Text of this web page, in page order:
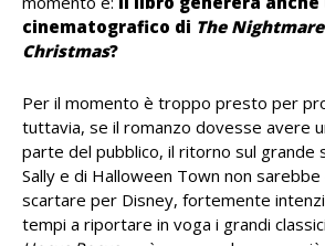
cinematografico di The
Christmas?
Per il momento è troppo presto per
tuttavia, se il romanzo dovesse avere
parte del pubblico, il ritorno sul grande
Sally e di Halloween Town non sarebbe
scartare per Disney, fortemente
tempi a riportare in voga i grandi